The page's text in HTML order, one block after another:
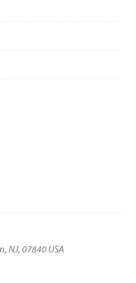
NJ, 07840 USA